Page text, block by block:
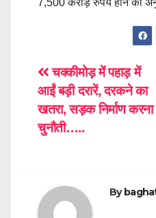
Post
navigation
चक्कीमोड़ में पहाड़ में
आईं बड़ी दरारें, दरकने का
खतरा, सड़क निर्माण करना
चुनौती…..
By